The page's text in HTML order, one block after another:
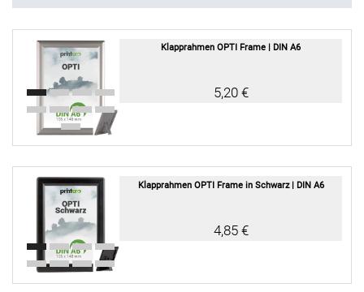
Klapprahmen OPTI Frame | DIN A6
5,20 €
Klapprahmen OPTI Frame in Schwarz | DIN A6
4,85 €